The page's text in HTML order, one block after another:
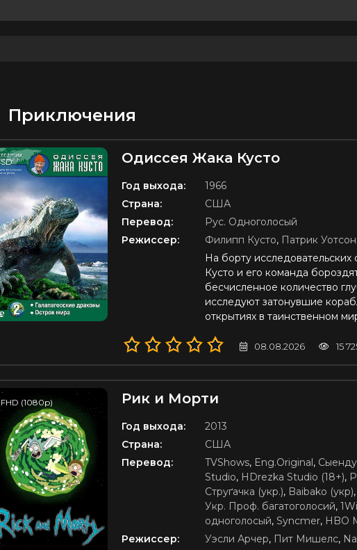
Приключения
SD Одиссея Жака Кусто
Год выхода:
1966
Страна:
США
Перевод:
Рус. Одноголосый
Режиссер:
Филипп Кусто, Патрик Уотсон
На борту исследовательских
Кусто и его команда
бесчисленное количество
исследуют затонувшие
открытиях в таинственном
08.08.2026 15
FHD (1080p) Рик и Морти
Год выхода:
2013
Страна:
США
Перевод:
TVShows, Eng.Original,
Studio, HDrezka Studio (18+),
Cтруґачка (укр.), Baibako (укр),
Укр. Проф. багатоголосий,
одноголосый, Syncmer, HBO
Режиссер:
Уэсли Арчер, Пит Мишелс,